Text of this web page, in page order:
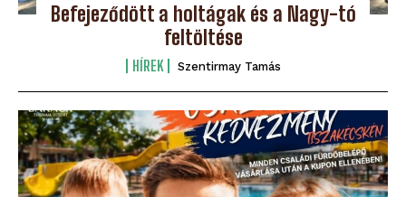
Befejeződött a holtágak és a Nagy-tó
feltöltése
HÍREK Szentirmay Tamás